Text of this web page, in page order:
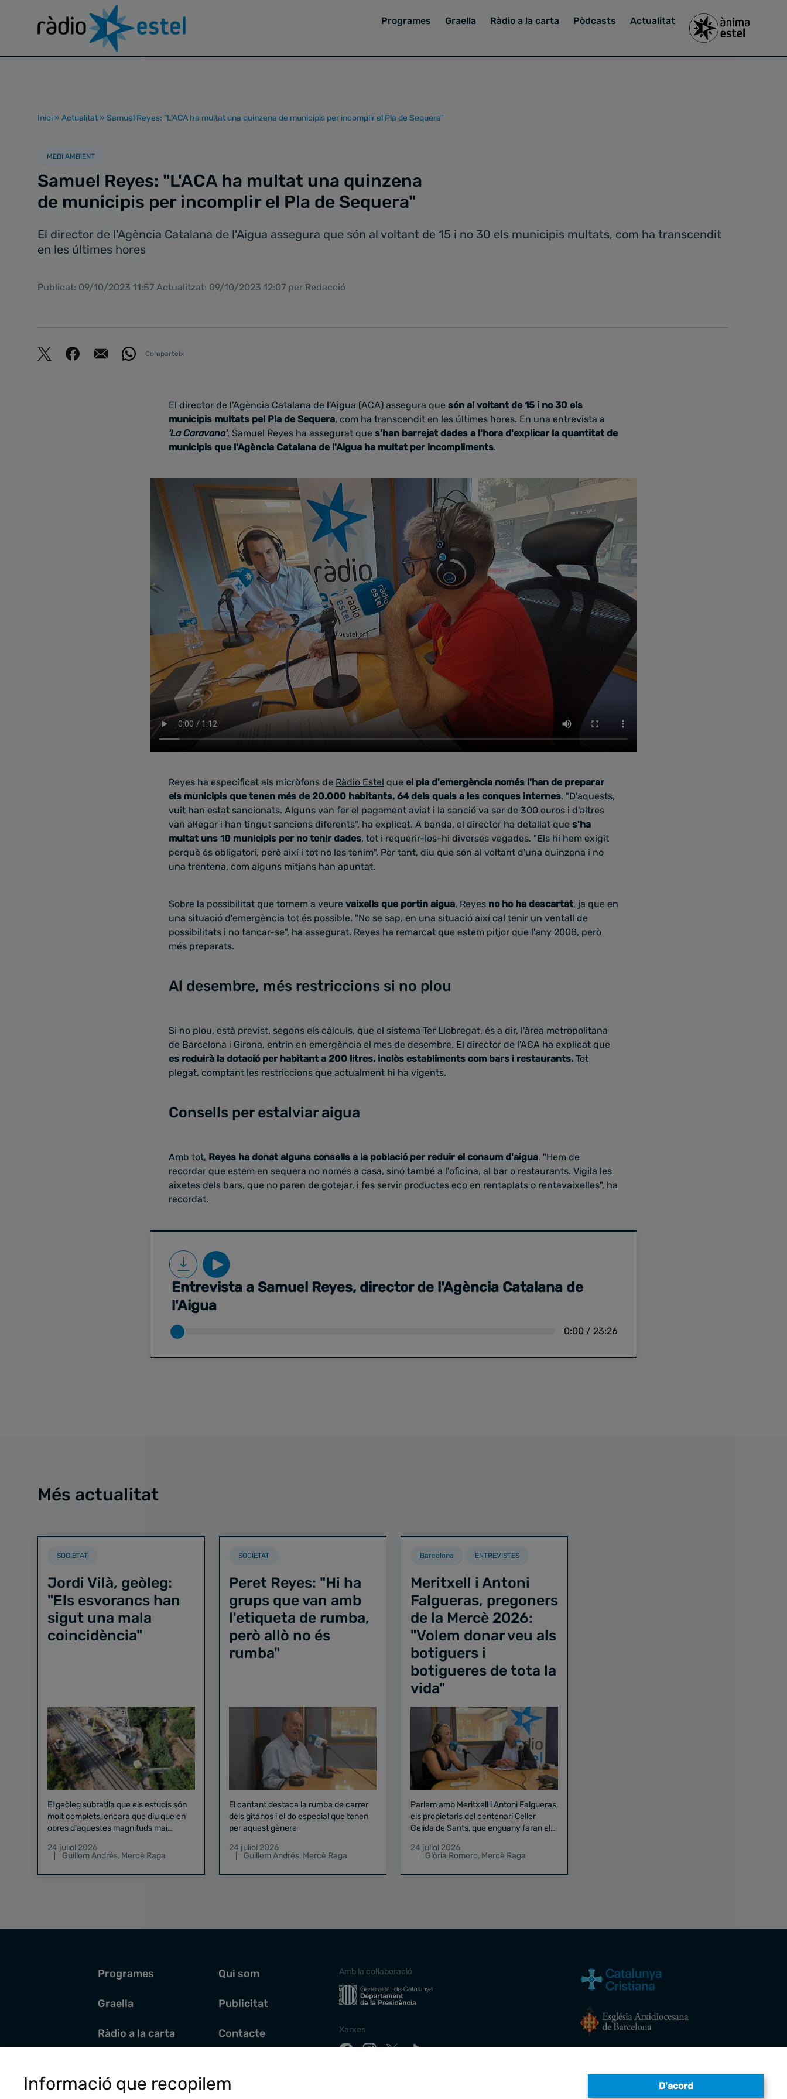
Programes Graella Ràdio a la carta Pòdcasts Actualitat
Inici » Actualitat » Samuel Reyes: "L'ACA ha multat una quinzena de municipis per incomplir el Pla de Sequera"
MEDI AMBIENT
Samuel Reyes: "L'ACA ha multat una quinzena
de municipis per incomplir el Pla de Sequera"
El director de l'Agència Catalana de l'Aigua assegura que són al voltant de 15 i no 30 els municipis multats, com ha transcendit
en les últimes hores
Publicat: 09/10/2023 11:57 Actualitzat: 09/10/2023 12:07 per Redacció
Comparteix
El director de l'Agència Catalana de l'Aigua (ACA) assegura que són al voltant de 15 i no 30 els
municipis multats pel Pla de Sequera, com ha transcendit en les últimes hores. En una entrevista a
'La Caravana', Samuel Reyes ha assegurat que s'han barrejat dades a l'hora d'explicar la quantitat de
municipis que l'Agència Catalana de l'Aigua ha multat per incompliments.
Reyes ha especificat als micròfons de Ràdio Estel que el pla d'emergència només l'han de preparar
els municipis que tenen més de 20.000 habitants, 64 dels quals a les conques internes. "D'aquests,
vuit han estat sancionats. Alguns van fer el pagament aviat i la sanció va ser de 300 euros i d'altres
van al·legar i han tingut sancions diferents", ha explicat. A banda, el director ha detallat que s'ha
multat uns 10 municipis per no tenir dades, tot i requerir-los-hi diverses vegades. "Els hi hem exigit
perquè és obligatori, però així i tot no les tenim". Per tant, diu que són al voltant d'una quinzena i no
una trentena, com alguns mitjans han apuntat.
Sobre la possibilitat que tornem a veure vaixells que portin aigua, Reyes no ho ha descartat, ja que en
una situació d'emergència tot és possible. "No se sap, en una situació així cal tenir un ventall de
possibilitats i no tancar-se", ha assegurat. Reyes ha remarcat que estem pitjor que l'any 2008, però
més preparats.
Al desembre, més restriccions si no plou
Si no plou, està previst, segons els càlculs, que el sistema Ter Llobregat, és a dir, l'àrea metropolitana
de Barcelona i Girona, entrin en emergència el mes de desembre. El director de l'ACA ha explicat que
es reduirà la dotació per habitant a 200 litres, inclòs establiments com bars i restaurants. Tot
plegat, comptant les restriccions que actualment hi ha vigents.
Consells per estalviar aigua
Amb tot, Reyes ha donat alguns consells a la població per reduir el consum d'aigua. "Hem de
recordar que estem en sequera no només a casa, sinó també a l'oficina, al bar o restaurants. Vigila les
aixetes dels bars, que no paren de gotejar, i fes servir productes eco en rentaplats o rentavaixelles", ha
recordat.
Entrevista a Samuel Reyes, director de l'Agència Catalana de
l'Aigua
0:00 / 23:26
Més actualitat
SOCIETAT
Jordi Vilà, geòleg:
"Els esvorancs han
sigut una mala
coincidència"
El geòleg subratlla que els estudis són
molt complets, encara que diu que en
obres d'aquestes magnituds mai
24 juliol 2026
Guillem Andrés, Mercè Raga
SOCIETAT
Peret Reyes: "Hi ha
grups que van amb
l'etiqueta de rumba,
però allò no és
rumba"
El cantant destaca la rumba de carrer
dels gitanos i el do especial que tenen
per aquest gènere
24 juliol 2026
Guillem Andrés, Mercè Raga
Barcelona ENTREVISTES
Meritxell i Antoni
Falgueras, pregoners
de la Mercè 2026:
"Volem donar veu als
botiguers i
botigueres de tota la
vida"
Parlem amb Meritxell i Antoni Falgueras,
els propietaris del centenari Celler
Gelida de Sants, que enguany faran el
24 juliol 2026
Glòria Romero, Mercè Raga
Programes
Graella
Ràdio a la carta
Actualitat
Qui som
Publicitat
Contacte
Amb la col·laboració
Xarxes
Informació que recopilem D'acord